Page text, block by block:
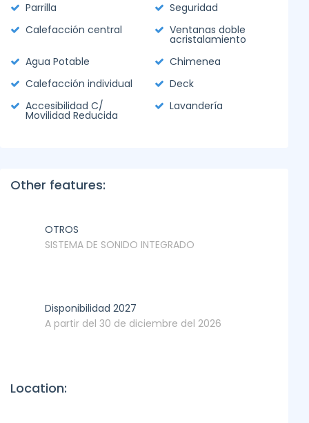
Parrilla
Seguridad
Calefacción central
Ventanas doble
acristalamiento
Agua Potable
Chimenea
Calefacción individual
Deck
Accesibilidad C/
Movilidad Reducida
Lavandería
Other features:
OTROS
SISTEMA DE SONIDO INTEGRADO
Disponibilidad 2027
A partir del 30 de diciembre del 2026
Location: